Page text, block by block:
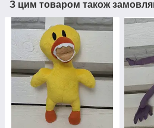
З цим товаром також